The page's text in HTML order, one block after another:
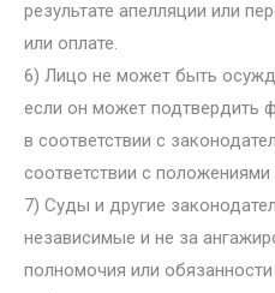
результате апелляции или
или оплате.
6) Лицо не может быть
если он может подтвердить
в соответствии с
соответствии с
7) Суды и другие
независимые и не за
полномочия или